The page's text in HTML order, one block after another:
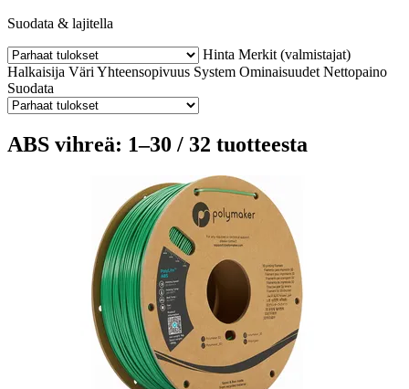
Suodata & lajitella
Hinta Merkit (valmistajat)
Halkaisija Väri Yhteensopivuus System Ominaisuudet Nettopaino
Suodata
ABS vihreä: 1–30 / 32 tuotteesta